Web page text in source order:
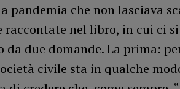
pandemia che non lasciava
raccontate nel libro, in cui ci si
due domande. La prima:
civile sta in qualche